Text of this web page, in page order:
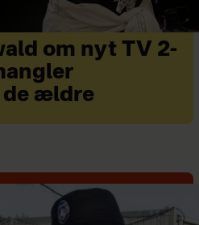
om nyt TV 2-
de ældre